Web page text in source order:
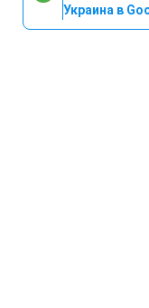
Украина в